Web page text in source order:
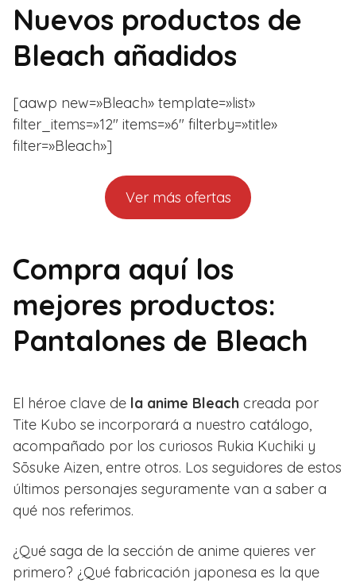
Nuevos productos de
Bleach añadidos
[aawp new=»Bleach» template=»list»
filter_items=»12″ items=»6″ filterby=»title»
filter=»Bleach»]
Ver más ofertas
Compra aquí los
mejores productos:
Pantalones de Bleach
El héroe clave de la anime Bleach creada por
Tite Kubo se incorporará a nuestro catálogo,
acompañado por los curiosos Rukia Kuchiki y
Sōsuke Aizen, entre otros. Los seguidores de estos
últimos personajes seguramente van a saber a
qué nos referimos.
¿Qué saga de la sección de anime quieres ver
primero? ¿Qué fabricación japonesa es la que